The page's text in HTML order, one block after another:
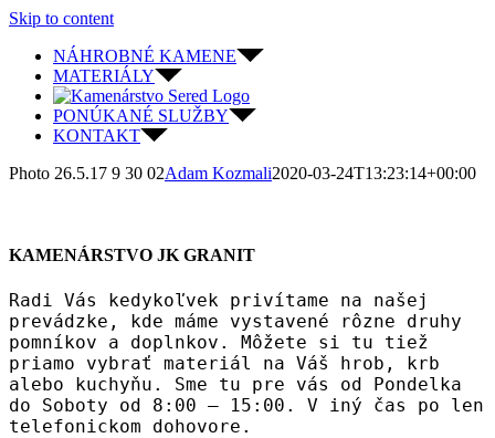
Skip to content
NÁHROBNÉ KAMENE
MATERIÁLY
PONÚKANÉ SLUŽBY
KONTAKT
Photo 26.5.17 9 30 02Adam Kozmali2020-03-24T13:23:14+00:00
KAMENÁRSTVO JK GRANIT
Radi Vás kedykoľvek privítame na našej
prevádzke, kde máme vystavené rôzne druhy
pomníkov a doplnkov. Môžete si tu tiež
priamo vybrať materiál na Váš hrob, krb
alebo kuchyňu. Sme tu pre vás od Pondelka
do Soboty od 8:00 – 15:00. V iný čas po len
telefonickom dohovore.